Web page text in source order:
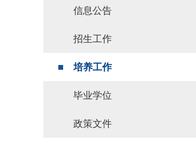
信息公告
招生工作
培养工作
毕业学位
政策文件